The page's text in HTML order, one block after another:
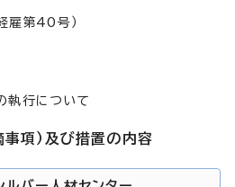
雇第40号）
執行について
項）及び措置の内容